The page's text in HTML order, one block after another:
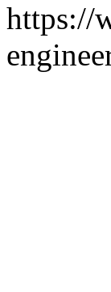
https://